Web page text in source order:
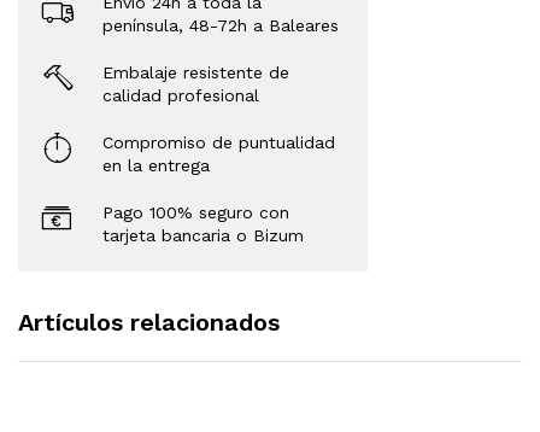
península, 48-72h a Baleares
Embalaje resistente de
calidad profesional
Compromiso de puntualidad
en la entrega
Pago 100% seguro con
tarjeta bancaria o Bizum
Artículos relacionados